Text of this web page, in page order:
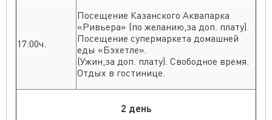
17:00ч.
Посещение Казанского Аквапарка
«Ривьера» (по желанию,за доп. плату).
Посещение супермаркета домашней
еды «Бэхетле».
(Ужин,за доп. плату). Свободное время.
Отдых в гостинице.
2 день